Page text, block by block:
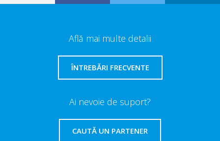
Află mai multe detalii
ÎNTREBĂRI FRECVENTE
Ai nevoie de suport?
CAUTĂ UN PARTENER